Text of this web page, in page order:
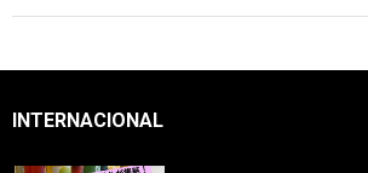
INTERNACIONAL